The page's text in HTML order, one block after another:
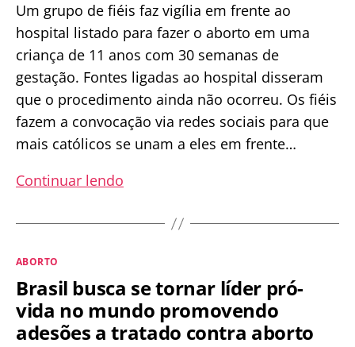
Um grupo de fiéis faz vigília em frente ao
hospital listado para fazer o aborto em uma
criança de 11 anos com 30 semanas de
gestação. Fontes ligadas ao hospital disseram
que o procedimento ainda não ocorreu. Os fiéis
fazem a convocação via redes sociais para que
mais católicos se unam a eles em frente…
Continuar lendo
contra
em
menina
de
Categorias
ABORTO
Brasil busca se tornar líder pró-
vida no mundo promovendo
adesões a tratado contra aborto